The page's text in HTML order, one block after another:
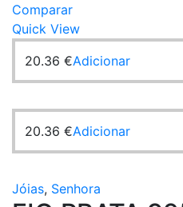
Comparar
Quick View
20.36 €Adicionar
20.36 €Adicionar
Jóias, Senhora